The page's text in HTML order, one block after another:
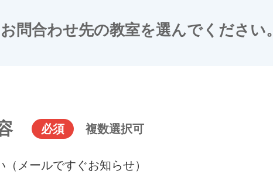
問合わせ先の教室を選んでください。
必須 複数選択可
メールですぐお知らせ）